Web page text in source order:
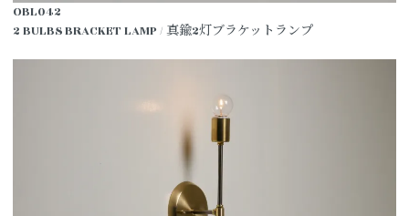
OBL042
2 BULBS BRACKET LAMP / 真鍮2灯ブラケットランプ